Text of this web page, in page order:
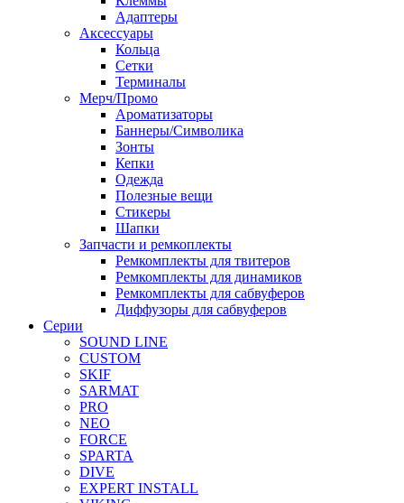
Адаптеры
Аксессуары
Кольца
Сетки
Терминалы
Мерч/Промо
Ароматизаторы
Баннеры/Символика
Зонты
Кепки
Одежда
Полезные вещи
Стикеры
Шапки
Запчасти и ремкоплекты
Ремкомплекты для твитеров
Ремкомплекты для динамиков
Ремкомплекты для сабвуферов
Диффузоры для сабвуферов
Серии
SOUND LINE
CUSTOM
SKIF
SARMAT
PRO
NEO
FORCE
SPARTA
DIVE
EXPERT INSTALL